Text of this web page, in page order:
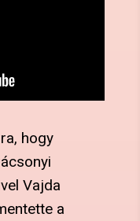
hogy
Vajda
a